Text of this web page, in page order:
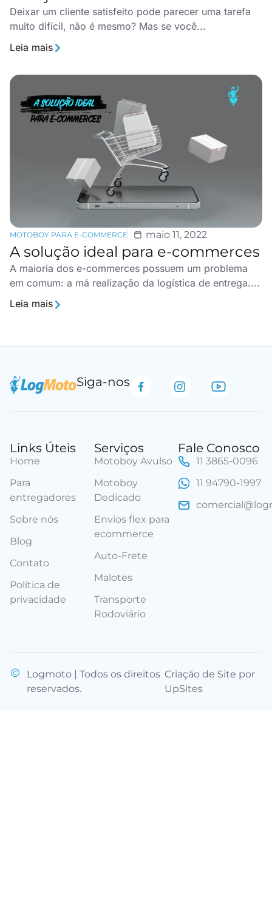
Deixar um cliente satisfeito pode parecer uma tarefa
muito difícil, não é mesmo? Mas se você...
Leia mais
MOTOBOY PARA E-COMMERCE maio 11, 2022
A solução ideal para e-commerces
A maioria dos e-commerces possuem um problema
em comum: a má realização da logística de entrega....
Leia mais
Siga-nos
Links Úteis
Home
Para
entregadores
Sobre nós
Blog
Contato
Política de
privacidade
Serviços
Motoboy Avulso
Motoboy
Dedicado
Envios flex para
ecommerce
Auto-Frete
Malotes
Transporte
Rodoviário
Fale Conosco
11 3865-0096
11 94790-1997
Logmoto | Todos os direitos
reservados.
Criação de Site por
UpSites